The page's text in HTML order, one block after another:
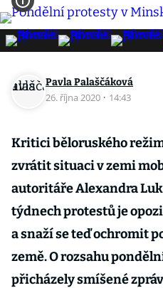
Pavla Palaščáková
26. října 2020 · 14:43
Kritici běloruského
zvrátit situaci v zemi
autoritáře Alexandra
týdnech protestů je
a snaží se teď ochromit
země. O rozsahu
přicházely smíšené